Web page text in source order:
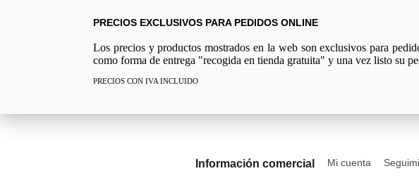
PRECIOS EXCLUSIVOS PARA PEDIDOS ONLINE
Los precios y productos mostrados en la web son exclusivos para
como forma de entrega "recogida en tienda gratuita" y una vez listo su
PRECIOS CON IVA INCLUIDO
Información comercial Mi cuenta